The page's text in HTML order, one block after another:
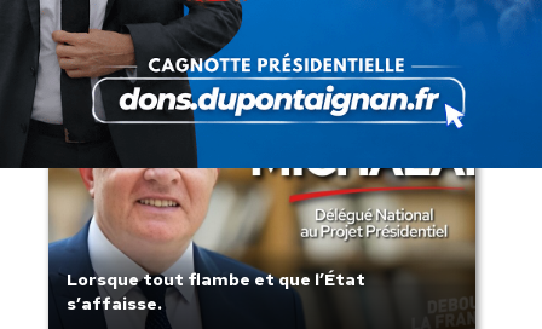
Lorsque tout flambe et que l’État
s’affaisse.